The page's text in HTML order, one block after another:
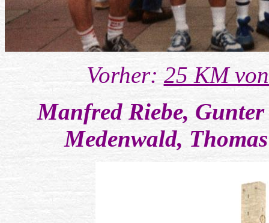
Vorher: 25 KM
Manfred Riebe,
Medenwald,